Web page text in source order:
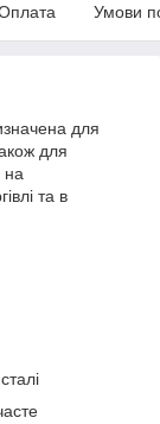
Умови
для
для
на
та в